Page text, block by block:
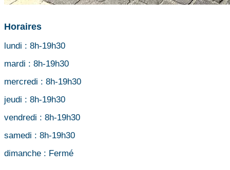
Horaires
lundi : 8h-19h30
mardi : 8h-19h30
mercredi : 8h-19h30
jeudi : 8h-19h30
vendredi : 8h-19h30
samedi : 8h-19h30
dimanche : Fermé